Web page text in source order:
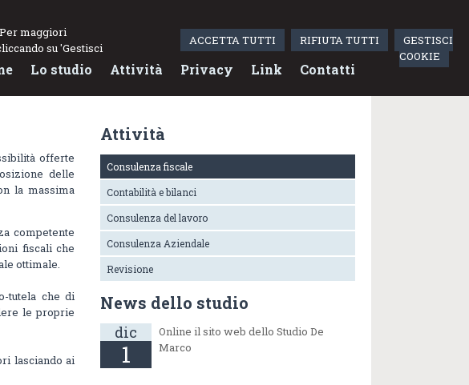
maggiori
su 'Gestisci
ACCETTA TUTTI RIFIUTA TUTTI
GESTISCI
COOKIE
Lo studio Attività Privacy Link Contatti
offerte
delle
la massima
competente
fiscali che
ottimale.
tutela che di
le proprie
lasciando ai
Attività
Consulenza fiscale
Contabilità e bilanci
Consulenza del lavoro
Consulenza Aziendale
Revisione
News dello studio
dic
1
Online il sito web dello Studio De
Marco